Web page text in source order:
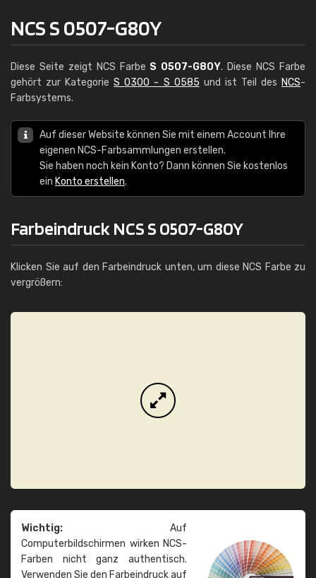
NCS S 0507-G80Y
Diese Seite zeigt NCS Farbe S 0507-G80Y. Diese NCS Farbe
gehört zur KategorieS 0300 - S 0585 und ist Teil des NCS-
Farbsystems.
Auf dieser Website können Sie mit einem Account Ihre
eigenen NCS-Farbsammlungen erstellen.
Sie haben noch kein Konto? Dann können Sie kostenlos
ein Konto erstellen.
Farbeindruck NCS S 0507-G80Y
Klicken Sie auf den Farbeindruck unten, um diese NCS Farbe zu
vergrößern:
Wichtig: Auf
Computerbildschirmen wirken NCS-
Farben nicht ganz authentisch.
Verwenden Sie den Farbeindruck auf